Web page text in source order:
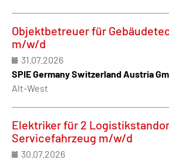
Objektbetreuer für
m/w/d
31.07.2026
SPIE Germany Switzerland Austria
Alt-West
Elektriker für 2
Servicefahrzeug m/w/d
30.07.2026